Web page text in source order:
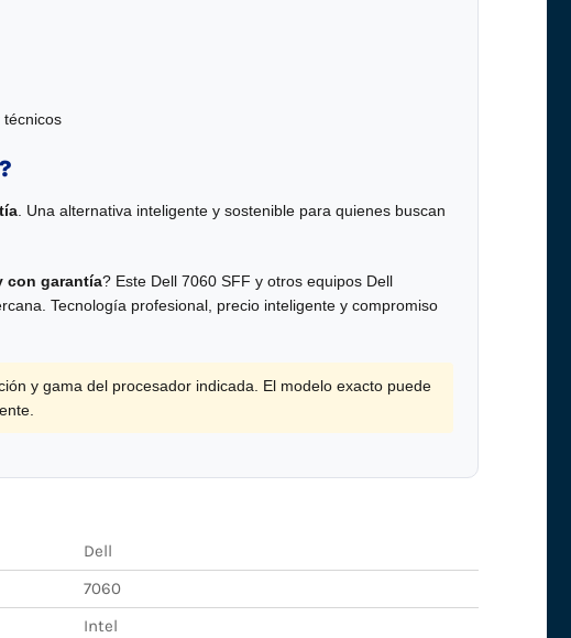
técnicos
. Una alternativa inteligente y sostenible para quienes buscan
con garantía? Este Dell 7060 SFF y otros equipos Dell
Tecnología profesional, precio inteligente y compromiso
y gama del procesador indicada. El modelo exacto puede
Dell
7060
Intel